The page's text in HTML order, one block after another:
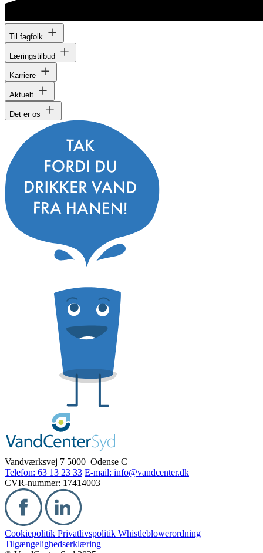
Til fagfolk
Læringstilbud
Karriere
Aktuelt
Det er os
Vandværksvej 7 5000 Odense C
Telefon: 63 13 23 33 E-mail: info@vandcenter.dk
CVR-nummer: 17414003
Cookiepolitik Privatlivspolitik Whistleblowerordning
Tilgængelighedserklæring